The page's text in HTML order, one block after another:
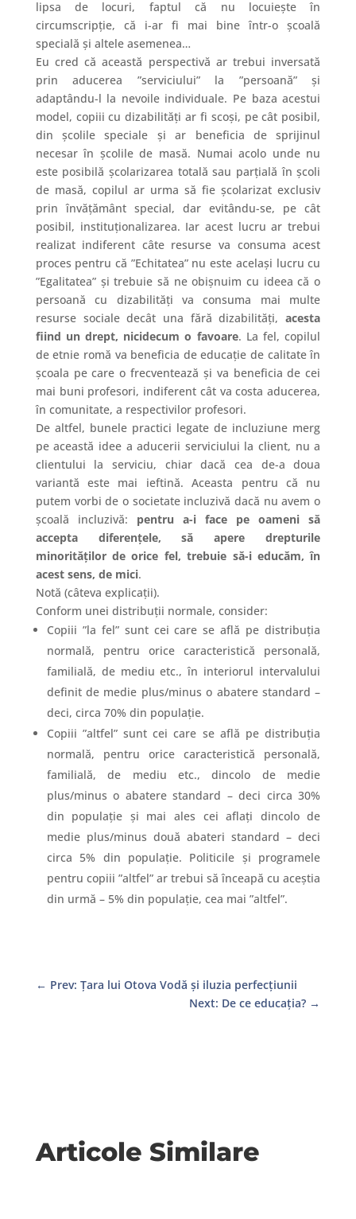
lipsa de locuri, faptul că nu locuiește în
circumscripție, că i-ar fi mai bine într-o școală
specială și altele asemenea…
Eu cred că această perspectivă ar trebui inversată
prin aducerea ”serviciului” la ”persoană” și
adaptându-l la nevoile individuale. Pe baza acestui
model, copiii cu dizabilități ar fi scoși, pe cât posibil,
din școlile speciale și ar beneficia de sprijinul
necesar în școlile de masă. Numai acolo unde nu
este posibilă școlarizarea totală sau parțială în școli
de masă, copilul ar urma să fie școlarizat exclusiv
prin învățământ special, dar evitându-se, pe cât
posibil, instituționalizarea. Iar acest lucru ar trebui
realizat indiferent câte resurse va consuma acest
proces pentru că ”Echitatea” nu este același lucru cu
”Egalitatea” și trebuie să ne obișnuim cu ideea că o
persoană cu dizabilități va consuma mai multe
resurse sociale decât una fără dizabilități,acesta
fiind un drept, nicidecum o favoare. La fel, copilul
de etnie romă va beneficia de educație de calitate în
școala pe care o frecventează și va beneficia de cei
mai buni profesori, indiferent cât va costa aducerea,
în comunitate, a respectivilor profesori.
De altfel, bunele practici legate de incluziune merg
pe această idee a aducerii serviciului la client, nu a
clientului la serviciu, chiar dacă cea de-a doua
variantă este mai ieftină. Aceasta pentru că nu
putem vorbi de o societate incluzivă dacă nu avem o
școală incluzivă: pentru a-i face pe oameni să
accepta diferențele, să apere drepturile
minorităților de orice fel, trebuie să-i educăm, în
acest sens, de mici.
Notă (câteva explicații).
Conform unei distribuții normale, consider:
Copiii ”la fel” sunt cei care se află pe distribuția
normală, pentru orice caracteristică personală,
familială, de mediu etc., în interiorul intervalului
definit de medie plus/minus o abatere standard –
deci, circa 70% din populație.
Copiii ”altfel” sunt cei care se află pe distribuția
normală, pentru orice caracteristică personală,
familială, de mediu etc., dincolo de medie
plus/minus o abatere standard – deci circa 30%
din populație și mai ales cei aflați dincolo de
medie plus/minus două abateri standard – deci
circa 5% din populație. Politicile și programele
pentru copiii ”altfel” ar trebui să înceapă cu aceștia
din urmă – 5% din populație, cea mai ”altfel”.
← Prev: Țara lui Otova Vodă și iluzia perfecțiunii
Next: De ce educația? →
Articole Similare